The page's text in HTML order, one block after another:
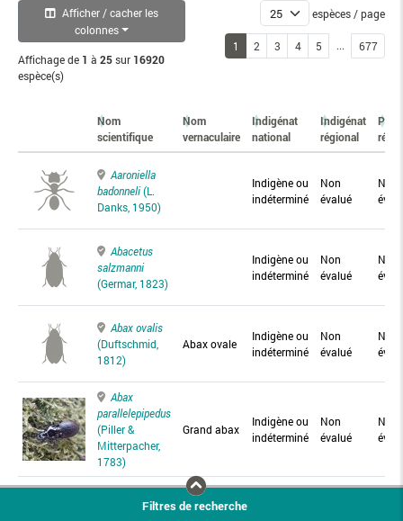
Afficher / cacher les
colonnes
Affichage de 1 à 25sur 16920
espèce(s)
espèces / page
1 2 3 4 5 ... 677
Nom
scientifique
Nom
vernaculaire
Indigénat
national
Indigénat
régional
Aaroniella
badonneli(L.
Danks, 1950)
Indigène ou
indéterminé
Non
évalué
Non
Abacetus
salzmanni
(Germar, 1823)
Indigène ou
indéterminé
Non
évalué
Non
Abax ovalis
(Duftschmid,
1812)
Abax ovale
Indigène ou
indéterminé
Non
évalué
Non
Abax
parallelepipedus
(Piller &
Mitterpacher,
1783)
Grand abax
Indigène ou
indéterminé
Non
évalué
Non
Abax
Abax
Filtres de recherche